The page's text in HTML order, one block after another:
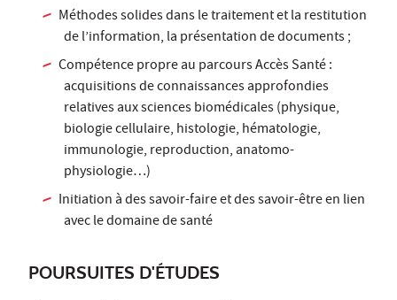
Méthodes solides dans le traitement et la restitution
de l’information, la présentation de documents ;
Compétence propre au parcours Accès Santé :
acquisitions de connaissances approfondies
relatives aux sciences biomédicales (physique,
biologie cellulaire, histologie, hématologie,
immunologie, reproduction, anatomo-
physiologie…)
Initiation à des savoir-faire et des savoir-être en lien
avec le domaine de santé
POURSUITES D'ÉTUDES